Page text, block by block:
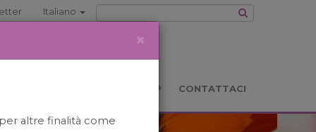
Italiano
BOOKSHOP CONTATTACI
×
altre finalità come